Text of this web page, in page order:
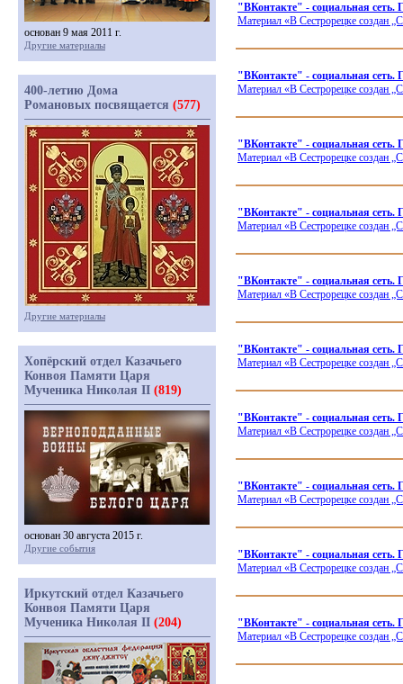
"ВКонтакте" - социальная
Материал «В Сестрорецке создан
"ВКонтакте" - социальная
Материал «В Сестрорецке создан
"ВКонтакте" - социальная сеть.
Материал «В Сестрорецке создан
"ВКонтакте" - социальная
Материал «В Сестрорецке создан
"ВКонтакте" - социальная сеть.
Материал «В Сестрорецке создан
"ВКонтакте" - социальная
Материал «В Сестрорецке создан
"ВКонтакте" - социальная сеть.
Материал «В Сестрорецке создан
"ВКонтакте" - социальная
Материал «В Сестрорецке создан
"ВКонтакте" - социальная сеть.
Материал «В Сестрорецке создан
"ВКонтакте" - социальная
Материал «В Сестрорецке создан
основан 9 мая 2011 г.
Другие материалы
400-летию Дома
Романовых посвящается (577)
Другие материалы
Хопёрский отдел Казачьего
Конвоя Памяти Царя
Мученика Николая II (819)
основан 30 августа 2015 г.
Другие события
Иркутский отдел Казачьего
Конвоя Памяти Царя
Мученика Николая II (204)